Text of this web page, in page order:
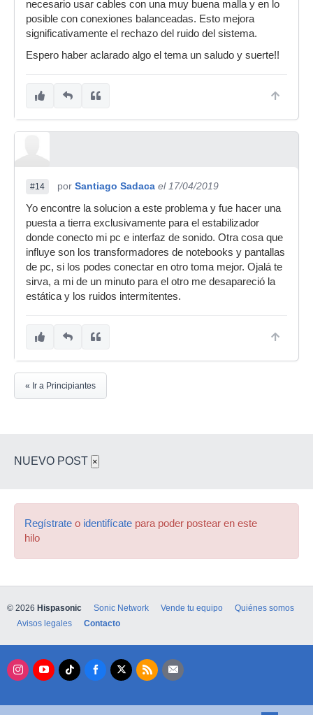
necesario usar cables con una muy buena malla y en lo
posible con conexiones balanceadas. Esto mejora
significativamente el rechazo del ruido del sistema.
Espero haber aclarado algo el tema un saludo y suerte!!
#14 por Santiago Sadaca el 17/04/2019
Yo encontre la solucion a este problema y fue hacer una
puesta a tierra exclusivamente para el estabilizador
donde conecto mi pc e interfaz de sonido. Otra cosa que
influye son los transformadores de notebooks y pantallas
de pc, si los podes conectar en otro toma mejor. Ojalá te
sirva, a mi de un minuto para el otro me desapareció la
estática y los ruidos intermitentes.
« Ir a Principiantes
NUEVO POST ×
Regístrate o identifícate para poder postear en este
hilo
© 2026 Hispasonic Sonic Network Vende tu equipo
Quiénes somos
Avisos legales
Contacto